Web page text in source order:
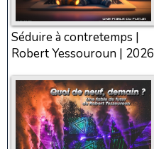
Séduire à contretemps |
Robert Yessouroun | 2026